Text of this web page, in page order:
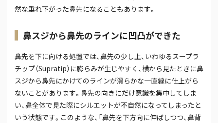
然な垂れ下がった鼻先になることもあります。
鼻スジから鼻先のラインに凹凸ができた
鼻先を下に向ける処置では、鼻先の少し上、いわゆるスープラ
チップ（Supratip）に膨らみが生じやすく、横から見たときに鼻
スジから鼻先にかけてのラインが滑らかな一直線に仕上がら
ないことがあります。鼻先の向きにだけ意識を集中してしま
い、鼻全体で見た際にシルエットが不自然になってしまったと
いう状態です。このような、「鼻先を下方向に伸ばしつつ、鼻背